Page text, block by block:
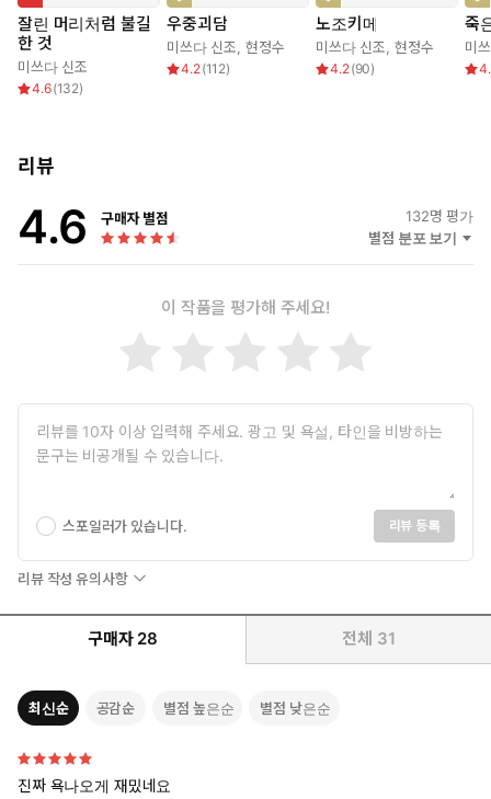
잘린 머리처럼 불길
한 것
미쓰다 신조
4.6(132)
우중괴담
미쓰다 신조 현정수
4.2(112)
노조키메
미쓰다 신조 현정수
4.2(90)
죽
미
리뷰
4.6 구매자 별점 132명 평가
별점 분포 보기
이 작품을 평가해 주세요!
스포일러가 있습니다. 리뷰 등록
리뷰 작성 유의사항
구매자 28 전체 31
최신순 공감순 별점 높은순 별점 낮은순
진짜 욕나오게 재밌네요